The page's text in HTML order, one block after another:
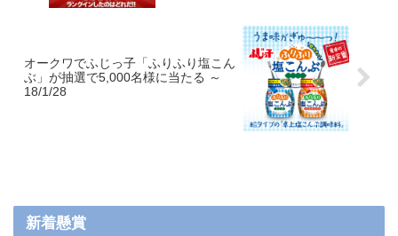
オークワでふじっ子「ふりふり塩こん
ぶ」が抽選で5,000名様に当たる ～
18/1/28
新着懸賞